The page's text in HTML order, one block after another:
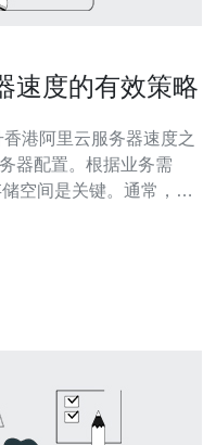
速度的有效策略
器配置。根据业务需
空间是关键。通常，